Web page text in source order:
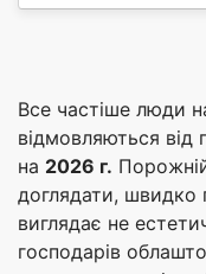
Все частіше люди
відмовляються від
на 2026 г.
доглядати, швидко
виглядає не
господарів